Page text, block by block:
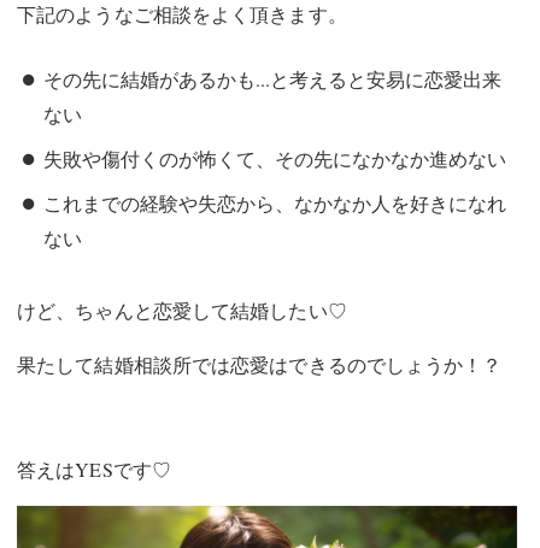
下記のようなご相談をよく頂きます。
その先に結婚があるかも...と考えると安易に恋愛出来
ない
失敗や傷付くのが怖くて、その先になかなか進めない
これまでの経験や失恋から、なかなか人を好きになれ
ない
けど、ちゃんと恋愛して結婚したい♡
果たして結婚相談所では恋愛はできるのでしょうか！？
答えはYESです♡